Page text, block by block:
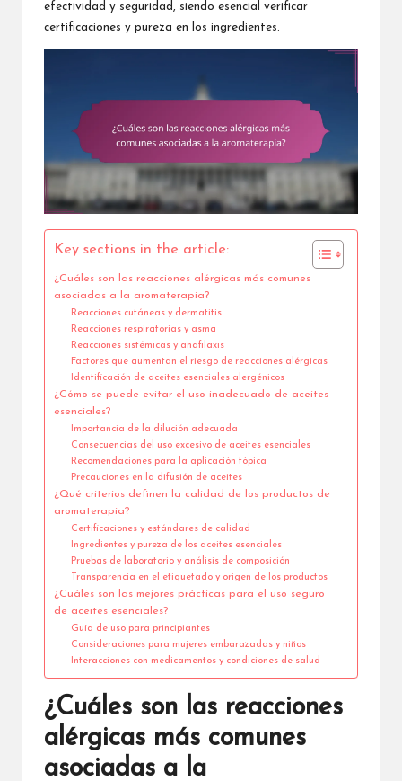
efectividad y seguridad, siendo esencial verificar
certificaciones y pureza en los ingredientes.
Key sections in the article:
¿Cuáles son las reacciones alérgicas más comunes
asociadas a la aromaterapia?
Reacciones cutáneas y dermatitis
Reacciones respiratorias y asma
Reacciones sistémicas y anafilaxis
Factores que aumentan el riesgo de reacciones alérgicas
Identificación de aceites esenciales alergénicos
¿Cómo se puede evitar el uso inadecuado de aceites
esenciales?
Importancia de la dilución adecuada
Consecuencias del uso excesivo de aceites esenciales
Recomendaciones para la aplicación tópica
Precauciones en la difusión de aceites
¿Qué criterios definen la calidad de los productos de
aromaterapia?
Certificaciones y estándares de calidad
Ingredientes y pureza de los aceites esenciales
Pruebas de laboratorio y análisis de composición
Transparencia en el etiquetado y origen de los productos
¿Cuáles son las mejores prácticas para el uso seguro
de aceites esenciales?
Guía de uso para principiantes
Consideraciones para mujeres embarazadas y niños
Interacciones con medicamentos y condiciones de salud
¿Cuáles son las reacciones
alérgicas más comunes
asociadas a la